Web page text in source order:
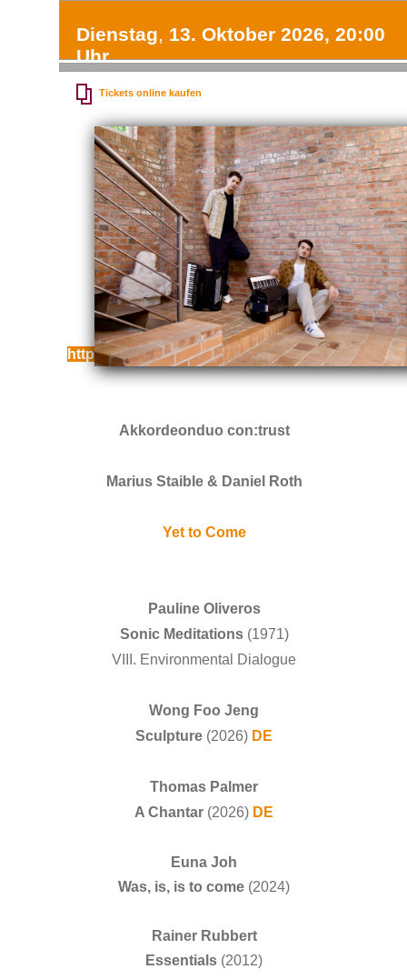
Dienstag, 13. Oktober 2026, 20:00
Uhr
Tickets online kaufen
Auch als Live-Stream:
https://youtube.com/live/J29YSXsFmEU
Akkordeonduo con:trust
Marius Staible & Daniel Roth
Yet to Come
Pauline Oliveros
Sonic Meditations (1971)
VIII. Environmental Dialogue
Wong Foo Jeng
Sculpture (2026) DE
Thomas Palmer
A Chantar (2026) DE
Euna Joh
Was, is, is to come (2024)
Rainer Rubbert
Essentials (2012)